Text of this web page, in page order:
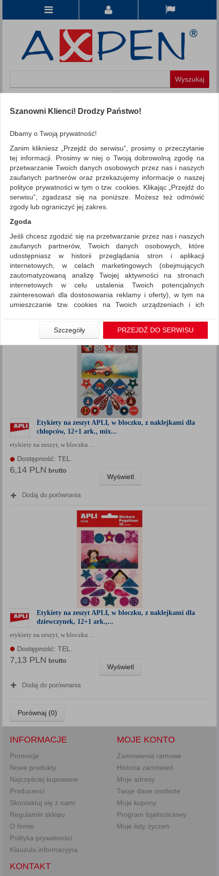
WSZYSTKIE KATEGORIE
FILTRY
Więcej
REKLAMA
AKTUALNOŚCI
Artykuły szkolne Nietypowe
ZNALEZIONYCH PRODUKTÓW: 2 Porównaj (0)
Sortuj po Standardowe
Siatka Lista
Etykiety na zeszyt APLI, w bloczku, z naklejkami dla
chłopców, 12+1 ark., mix...
etykiety na zeszyt, w bloczku…
Dostępność: TEL.
6,14 PLN brutto
Wyświetl
Dodaj do porównania
Etykiety na zeszyt APLI, w bloczku, z naklejkami dla
dziewczynek, 12+1 ark.,...
etykiety na zeszyt, w bloczku…
Dostępność: TEL.
7,13 PLN brutto
Wyświetl
Dodaj do porównania
Porównaj (0)
INFORMACJE
Promocje
Nowe produkty
Najczęściej kupowane
Producenci
Skontaktuj się z nami
Regulamin sklepu
O firmie
Polityka prywatności
Klauzula informacyjna
MOJE KONTO
Zamówienia ramowe
Historia zamówień
Moje adresy
Twoje dane osobiste
Moje kupony
Program lojalnościowy
Moje listy życzeń
KONTAKT
Szanowni Klienci! Drodzy Państwo!
Dbamy o Twoją prywatność!
Zanim klikniesz „Przejdź do serwisu”, prosimy o przeczytanie
tej informacji. Prosimy w niej o Twoją dobrowolną zgodę na
przetwarzanie Twoich danych osobowych przez nas i naszych
zaufanych partnerów oraz przekazujemy informacje o naszej
polityce prywatności w tym o tzw. cookies. Klikając „Przejdź do
serwisu”, zgadzasz się na poniższe. Możesz też odmówić
zgody lub ograniczyć jej zakres.
Zgoda
Jeśli chcesz zgodzić się na przetwarzanie przez nas i naszych
zaufanych partnerów, Twoich danych osobowych, które
udostępniasz w historii przeglądania stron i aplikacji
internetowych, w celach marketingowych (obejmujących
zautomatyzowaną analizę Twojej aktywności na stronach
internetowych w celu ustalenia Twoich potencjalnych
zainteresowań dla dostosowania reklamy i oferty), w tym na
umieszczanie tzw. cookies na Twoich urządzeniach i ich
Jeśli nie chcesz wyrazić zgody lub ograniczyć jej zakres, kliknij
„Szczegóły”, gdzie znajdziesz wszelkie informacje o tym jak to
zrobić . Te same informacje znajdziesz także na podstronie z
naszą polityką prywatności obowiązującą od 25 maja 2018.
W przypadku użytkowników zalogowanych, aby umożliwić
prawidłową realizację Umowy z Państwem i związane z tym
prawidłowe działanie naszej strony www, a w szczególności
np. wysłanie potwierdzenia zamówienia na Państwa email lub
wyświetlenie Państwu prawidłowych informacji o promocjach
czy cenach indywidualnych, ważna jest Państwa wcześniejsza
zgoda której udzieliliście podczas zakładania konta.
Każda Państwa zgoda jest dobrowolna i można ją w dowolnym
momencie wycofać.
Polityka prywatności (rozwiń)
Klauzula Informacyjna (rozwiń)
Lista Zaufanych Partnerów (rozwiń)
Szczegóły PRZEJDŹ DO SERWISU